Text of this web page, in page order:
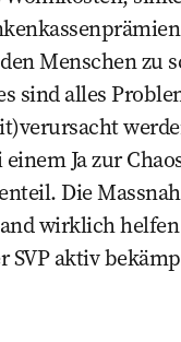
Menschen zu
sind alles
Ja zur
Die
wirklich
SVP aktiv